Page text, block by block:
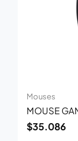
Mouses
MOUSE
$35.086